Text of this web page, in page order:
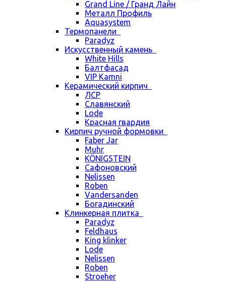
Grand Line / Гранд Лайн
Металл Профиль
Aquasystem
Термопанели
Paradyz
Искусственный камень
White Hills
Балтфасад
VIP Kamni
Керамический кирпич
ЛСР
Славянский
Lode
Красная гвардия
Кирпич ручной формовки
Faber Jar
Muhr
KÖNIGSTEIN
Сафоновский
Nelissen
Roben
Vandersanden
Богадинский
Клинкерная плитка
Paradyz
Feldhaus
King klinker
Lode
Nelissen
Roben
Stroeher